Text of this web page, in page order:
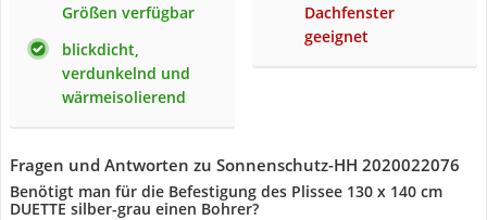
Größen verfügbar
blickdicht,
verdunkelnd und
wärmeisolierend
Dachfenster
geeignet
Fragen und Antworten zu Sonnenschutz-HH 2020022076
Benötigt man für die Befestigung des Plissee 130 x 140 cm
DUETTE silber-grau einen Bohrer?